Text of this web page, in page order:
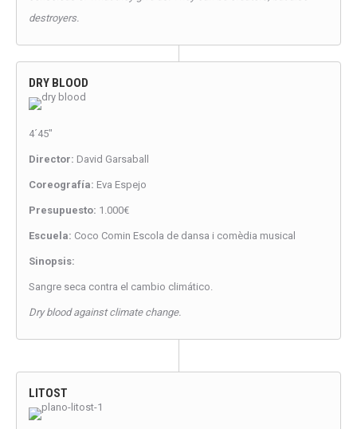
destroyers.
DRY BLOOD
4´45″
Director: David Garsaball
Coreografía: Eva Espejo
Presupuesto: 1.000€
Escuela: Coco Comin Escola de dansa i comèdia musical
Sinopsis:
Sangre seca contra el cambio climático.
Dry blood against climate change.
LITOST